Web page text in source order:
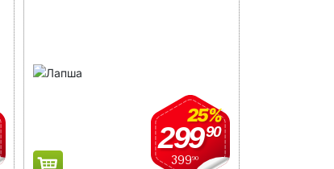
39990
25%
29990